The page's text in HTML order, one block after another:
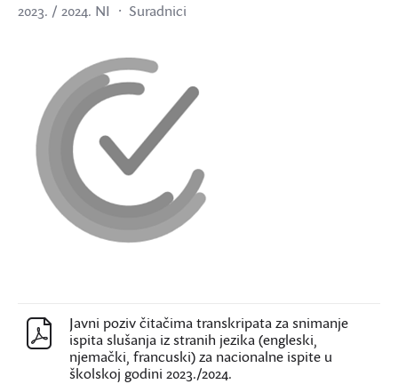
2023. / 2024. NI Suradnici
Javni poziv čitačima transkripata za snimanje
ispita slušanja iz stranih jezika (engleski,
njemački, francuski) za nacionalne ispite u
školskoj godini 2023./2024.